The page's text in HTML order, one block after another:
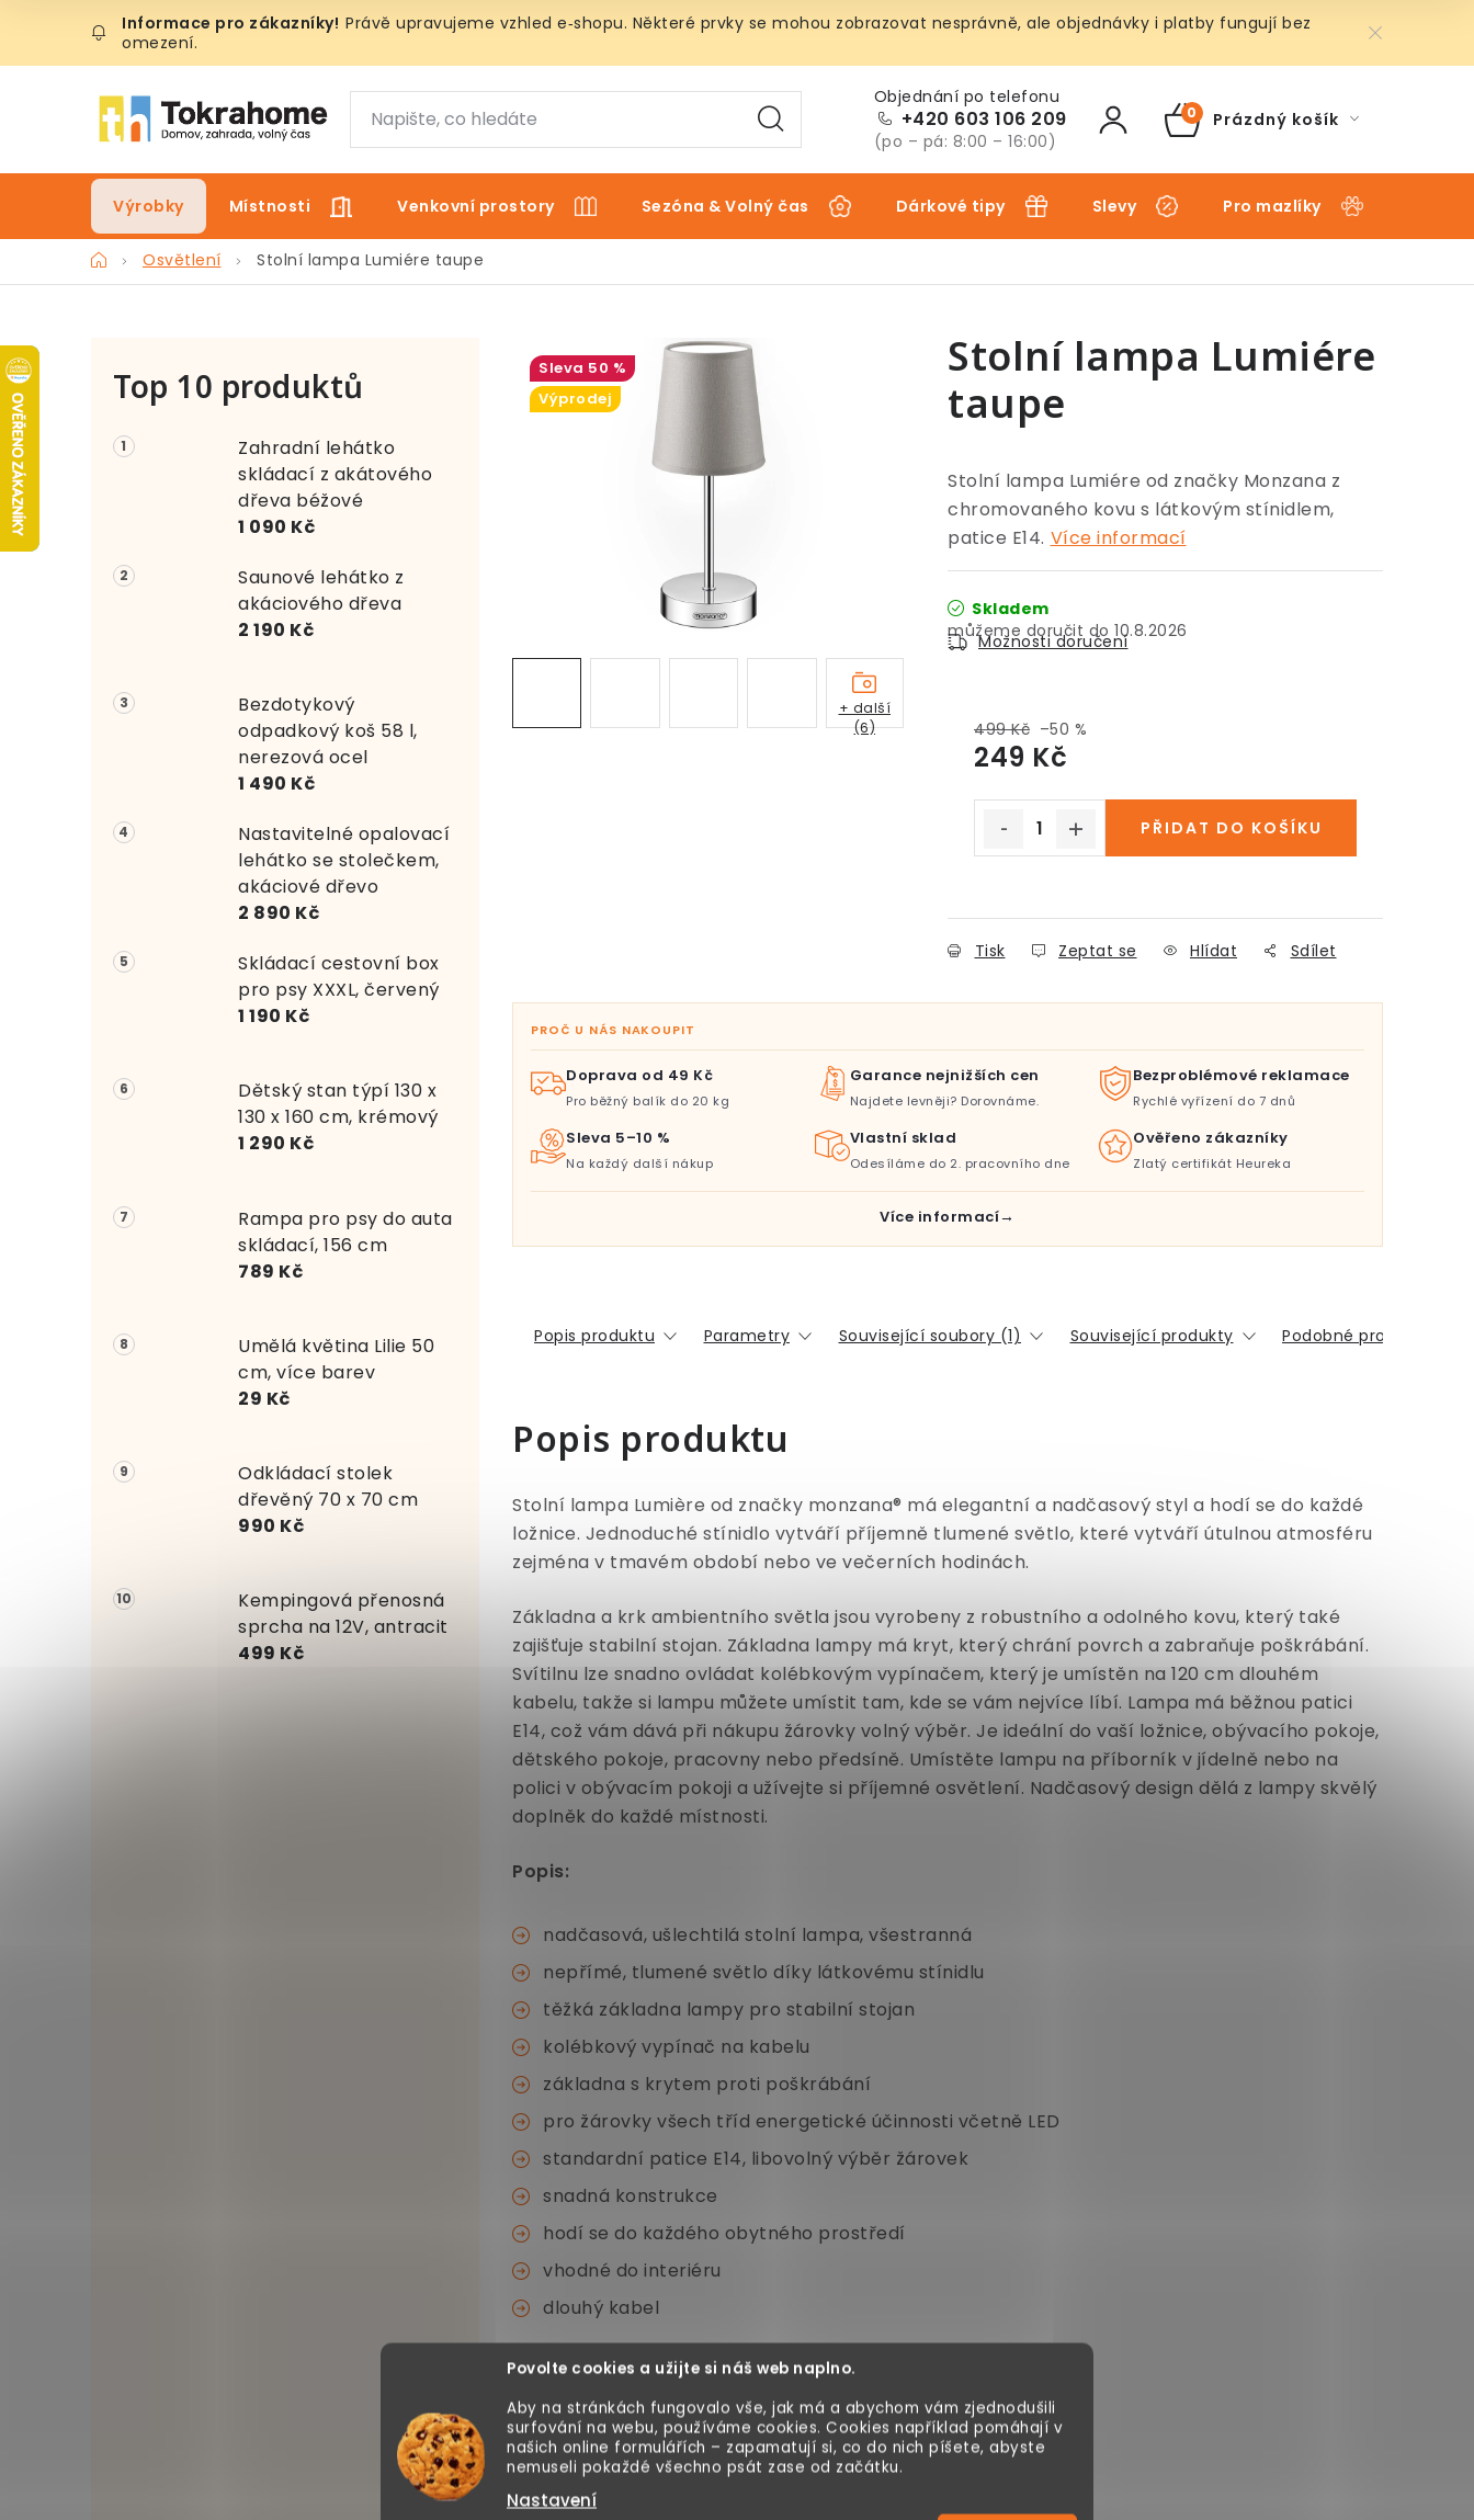
Povolte cookies a užijte si náš web naplno.
Aby na stránkách fungovalo vše, jak má a abychom vám zjednodušili
surfování na webu, používáme cookies. Cookies například pomáhají v
našich online formulářích – zapamatují si, co do nich píšete, abyste
nemuseli pokaždé všechno psát zase od začátku.
Nastavení
obsah
Právě upravujeme vzhled e‑shopu. Některé prvky se mohou zobrazovat nesprávně, ale objednávky i platby fungují bez
omezení.
+420 603 106 209
(po – pá: 8:00 – 16:00) NÁKUPNÍ
Prázdný košík
Výrobky Místnosti Venkovní prostory Sezóna & Volný čas Dárkové tipy Slevy Pro mazlíky
DomůOsvětlení Stolní lampa Lumiére taupe
P
o
s
t
a
n
í
p
n
e
Top 10 produktů
Zahradní lehátko
skládací z akátového
dřeva béžové
1 090 Kč
Saunové lehátko z
akáciového dřeva
2 190 Kč
Bezdotykový
odpadkový koš 58 l,
nerezová ocel
1 490 Kč
Nastavitelné opalovací
lehátko se stolečkem,
akáciové dřevo
2 890 Kč
Skládací cestovní box
pro psy XXXL, červený
1 190 Kč
Dětský stan týpí 130 x
130 x 160 cm, krémový
1 290 Kč
Rampa pro psy do auta
skládací, 156 cm
789 Kč
Umělá květina Lilie 50
cm, více barev
29 Kč
Odkládací stolek
dřevěný 70 x 70 cm
990 Kč
Kempingová přenosná
sprcha na 12V, antracit
499 Kč
Stolní lampa Lumiére
taupe
Stolní lampa Lumiére od značky Monzana z
chromovaného kovu s látkovým stínidlem,
patice E14. Více informací
Skladem
10.8.2026
Možnosti doručení
499 Kč –50 %
249 Kč
PŘIDAT DO KOŠÍKU
Tisk Zeptat se Hlídat Sdílet
50 %
Výprodej
+ další
(6)
PROČ U NÁS NAKOUPIT
Doprava od 49 Kč
Pro běžný balík do 20 kg
Garance nejnižších cen
Najdete levněji? Dorovnáme.
Bezproblémové reklamace
Rychlé vyřízení do 7 dnů
Sleva 5–10 %
Na každý další nákup
Vlastní sklad
Odesíláme do 2. pracovního dne
Ověřeno zákazníky
Zlatý certifikát Heureka
Více informací
Popis produktu Parametry Související soubory (1) Související produkty Podobné produkty
Popis produktu
Stolní lampa Lumière od značky monzana® má elegantní a nadčasový styl a hodí se do každé
ložnice. Jednoduché stínidlo vytváří příjemně tlumené světlo, které vytváří útulnou atmosféru
zejména v tmavém období nebo ve večerních hodinách.
Základna a krk ambientního světla jsou vyrobeny z robustního a odolného kovu, který také
zajišťuje stabilní stojan. Základna lampy má kryt, který chrání povrch a zabraňuje poškrábání.
Svítilnu lze snadno ovládat kolébkovým vypínačem, který je umístěn na 120 cm dlouhém
kabelu, takže si lampu můžete umístit tam, kde se vám nejvíce líbí. Lampa má běžnou patici
E14, což vám dává při nákupu žárovky volný výběr. Je ideální do vaší ložnice, obývacího pokoje,
dětského pokoje, pracovny nebo předsíně. Umístěte lampu na příborník v jídelně nebo na
polici v obývacím pokoji a užívejte si příjemné osvětlení. Nadčasový design dělá z lampy skvělý
doplněk do každé místnosti.
Popis:
nadčasová, ušlechtilá stolní lampa, všestranná
nepřímé, tlumené světlo díky látkovému stínidlu
těžká základna lampy pro stabilní stojan
kolébkový vypínač na kabelu
základna s krytem proti poškrábání
pro žárovky všech tříd energetické účinnosti včetně LED
standardní patice E14, libovolný výběr žárovek
snadná konstrukce
hodí se do každého obytného prostředí
vhodné do interiéru
dlouhý kabel
Technické parametry:
rozměry (VxDxŠ): 32 x 13 x 13 cm
materiál patice lampy: chromovaný kov
materiál stínidla: 100% polyester